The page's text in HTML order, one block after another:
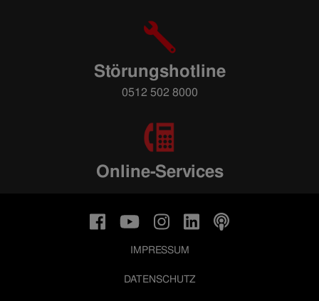
Störungshotline
0512 502 8000
Online-Services
IMPRESSUM
DATENSCHUTZ